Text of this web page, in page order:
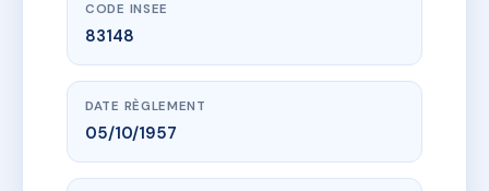
CODE INSEE
83148
DATE RÈGLEMENT
05/10/1957